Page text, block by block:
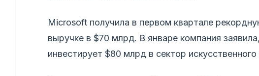
Microsoft получила в первом квартале
выручке в $70 млрд. В январе компания
инвестирует $80 млрд в сектор искусственного